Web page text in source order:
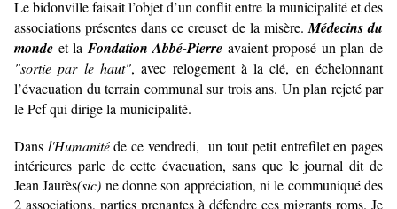
Le bidonville faisait l’objet d’un conflit entre la municipalité et des
associations présentes dans ce creuset de la misère. Médecins du
monde et la Fondation Abbé-Pierre avaient proposé un plan de
"sortie par le haut", avec relogement à la clé, en échelonnant
l’évacuation du terrain communal sur trois ans. Un plan rejeté par
le Pcf qui dirige la municipalité.
Dans l'Humanitéde ce vendredi, un tout petit entrefilet en pages
intérieures parle de cette évacuation, sans que le journal dit de
Jean Jaurès(sic) ne donne son appréciation, ni le communiqué des
2 associations, parties prenantes à défendre ces migrants roms. Je